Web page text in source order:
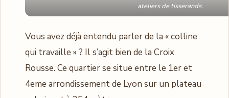
ateliers de tisserands.
Vous avez déjà entendu parler de la « colline
qui travaille » ? Il s’agit bien de la Croix
Rousse. Ce quartier se situe entre le 1er et
4eme arrondissement de Lyon sur un plateau